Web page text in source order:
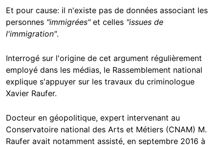
Et pour cause: il n'existe pas de données associant les
personnes "immigrées"et celles "issues de
l'immigration".
Interrogé sur l'origine de cet argument régulièrement
employé dans les médias, le Rassemblement national
explique s'appuyer sur les travaux du criminologue
Xavier Raufer.
Docteur en géopolitique, expert intervenant au
Conservatoire national des Arts et Métiers (CNAM) M.
Raufer avait notamment assisté, en septembre 2016 à